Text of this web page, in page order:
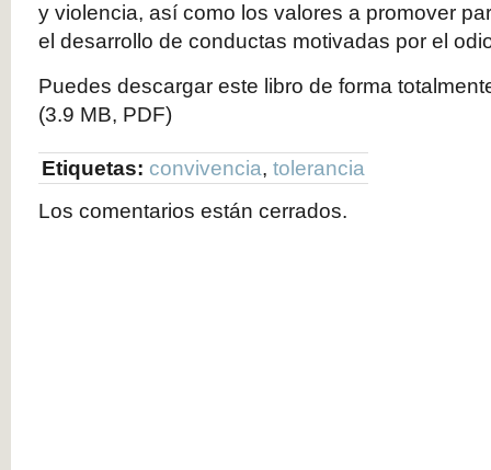
y violencia, así como los valores a promover
el desarrollo de conductas motivadas por el
Puedes descargar este libro de forma
(3.9 MB, PDF)
Etiquetas: convivencia, tolerancia
Los comentarios están cerrados.